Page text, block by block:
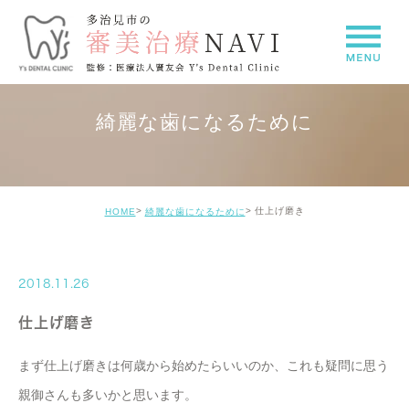
綺麗な歯になるために
HOME 綺麗な歯になるために 仕上げ磨き
2018.11.26
仕上げ磨き
まず仕上げ磨きは何歳から始めたらいいのか、これも疑問に思う
親御さんも多いかと思います。